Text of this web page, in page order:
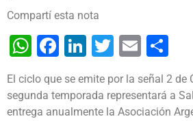
Compartí esta nota
WhatsApp
Facebook
LinkedIn
Twitter
Email
El ciclo que se emite por la señal 2 de
segunda temporada representará a
entrega anualmente la Asociación